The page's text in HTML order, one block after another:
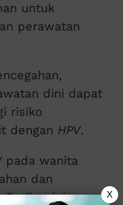
untuk
perawatan
dini dapat
risiko
dengan HPV.
pada wanita
dan
Berikut ini
X